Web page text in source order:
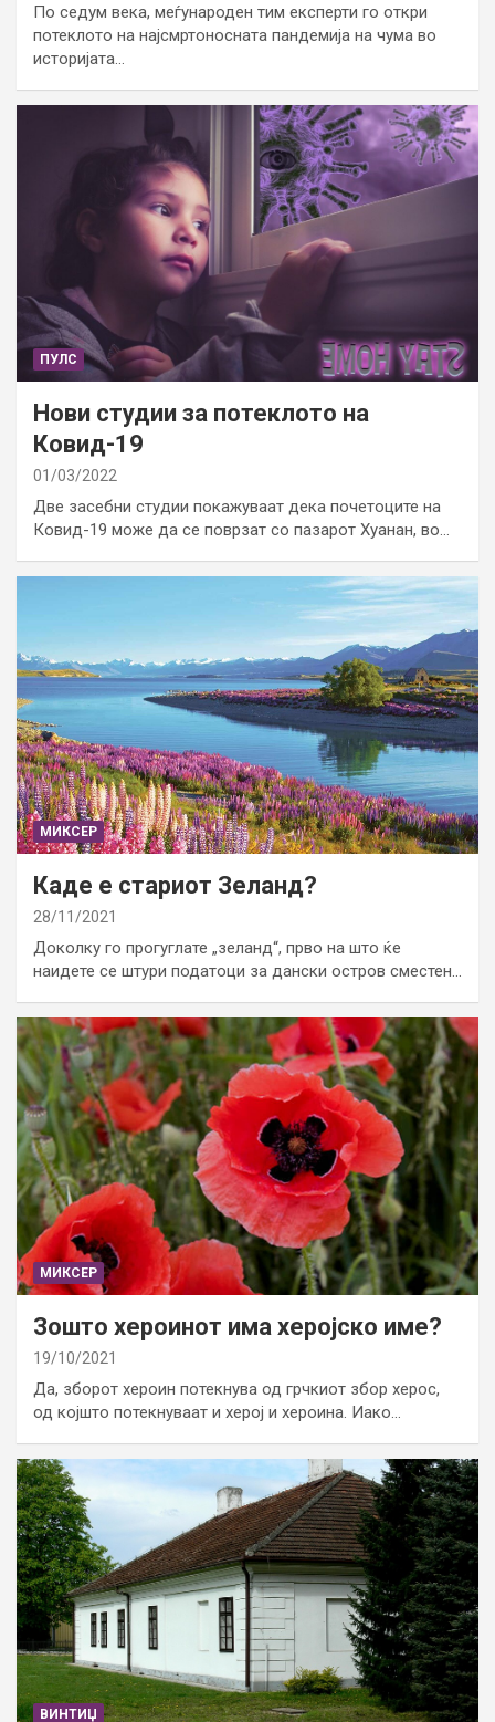
По седум века, меѓународен тим експерти го откри
потеклото на најсмртоносната пандемија на чума во
историјата…
ПУЛС
Нови студии за потеклото на
Ковид-19
01/03/2022
Две засебни студии покажуваат дека почетоците на
Ковид-19 може да се поврзат со пазарот Хуанан, во…
МИКСЕР
Каде е стариот Зеланд?
28/11/2021
Доколку го прогуглате „зеланд“, прво на што ќе
наидете се штури податоци за дански остров сместен…
МИКСЕР
Зошто хероинот има херојско име?
19/10/2021
Да, зборот хероин потекнува од грчкиот збор херос,
од којшто потекнуваат и херој и хероина. Иако…
ВИНТИЏ